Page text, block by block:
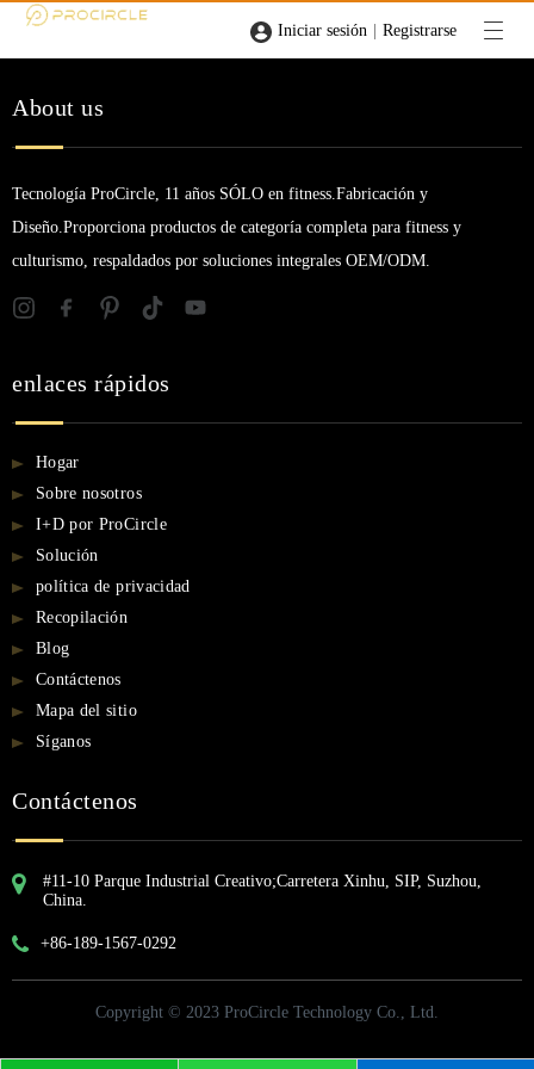
Iniciar sesión | Registrarse
About us
Tecnología ProCircle, 11 años SÓLO en fitness.Fabricación y
Diseño.Proporciona productos de categoría completa para fitness y
culturismo, respaldados por soluciones integrales OEM/ODM.
enlaces rápidos
Hogar
Sobre nosotros
I+D por ProCircle
Solución
política de privacidad
Recopilación
Blog
Contáctenos
Mapa del sitio
Síganos
Contáctenos
#11-10 Parque Industrial Creativo;Carretera Xinhu, SIP, Suzhou,
China.
+86-189-1567-0292
Copyright © 2023 ProCircle Technology Co., Ltd.